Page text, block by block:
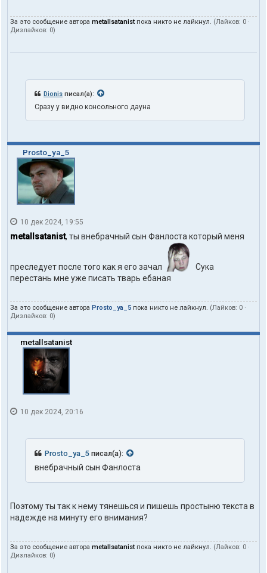
За это сообщение автора metallsatanistпока никто не лайкнул. (Лайков: 0 ·
Дизлайков: 0)
Dionis писал(а):
Сразу у видно консольного дауна
Prosto_ya_5
10 дек 2024, 19:55
metallsatanist, ты внебрачный сын Фанлоста который меня
преследует после того как я его зачал
Сука
перестань мне уже писать тварь ебаная
За это сообщение автора Prosto_ya_5 пока никто не лайкнул. (Лайков: 0 ·
Дизлайков: 0)
metallsatanist
10 дек 2024, 20:16
Prosto_ya_5 писал(а):
внебрачный сын Фанлоста
Поэтому ты так к нему тянешься и пишешь простыню текста в
надежде на минуту его внимания?
За это сообщение автора metallsatanistпока никто не лайкнул. (Лайков: 0 ·
Дизлайков: 0)